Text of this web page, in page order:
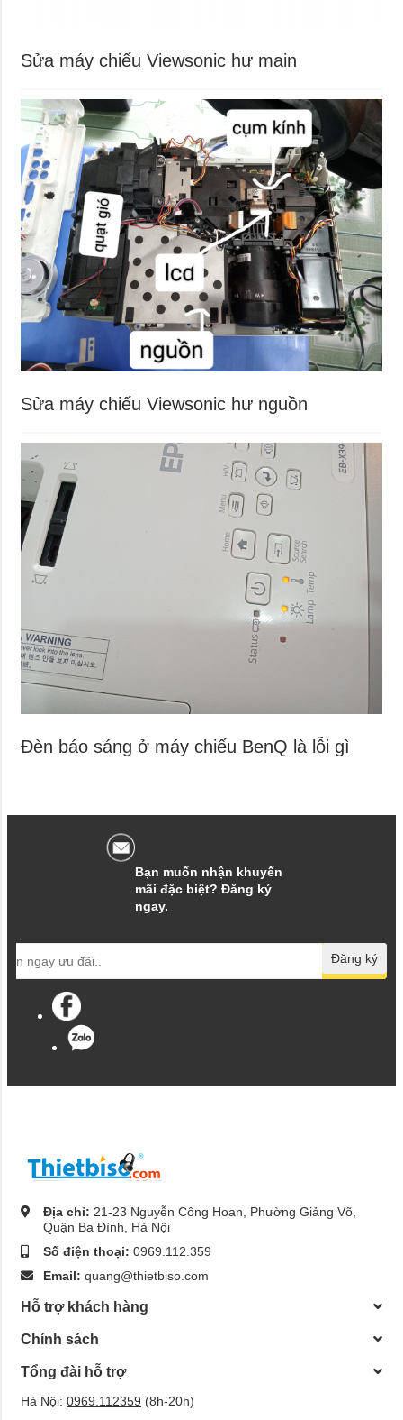
Sửa máy chiếu Viewsonic hư main
Sửa máy chiếu Viewsonic hư nguồn
Đèn báo sáng ở máy chiếu BenQ là lỗi gì
Bạn muốn nhận khuyến
mãi đặc biệt? Đăng ký
ngay.
Đăng ký
Địa chỉ: 21-23 Nguyễn Công Hoan, Phường Giảng Võ,
Quận Ba Đình, Hà Nội
Số điện thoại: 0969.112.359
Email: quang@thietbiso.com
Hỗ trợ khách hàng
Chính sách
Tổng đài hỗ trợ
Hà Nội: 0969.112359 (8h-20h)